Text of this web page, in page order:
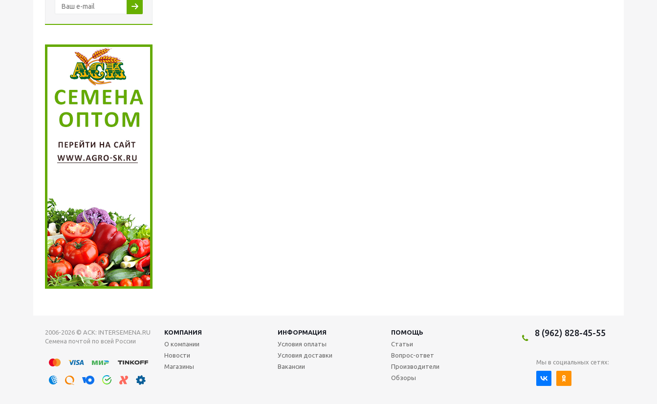
2006-2026 © АСК: INTERSEMENA.RU
Семена почтой по всей России
КОМПАНИЯ ИНФОРМАЦИЯ
ПОМОЩЬ
О компании
Новости
Магазины
Условия оплаты
Условия доставки
Вакансии
Статьи
Вопрос-ответ
Производители
Обзоры
8 (962) 828-45-55
Мы в социальных сетях: